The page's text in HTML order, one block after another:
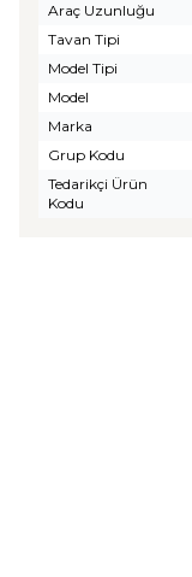
Araç Uzunluğu
Tavan Tipi
Model Tipi
Model
Marka
Grup Kodu
Tedarikçi Ürün
Kodu